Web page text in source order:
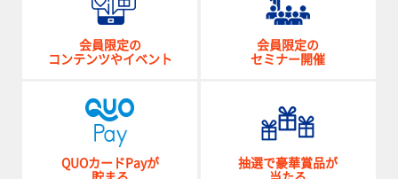
会員限定の
コンテンツやイベント
会員限定の
セミナー開催
QUOカードPayが
抽選で豪華賞品が